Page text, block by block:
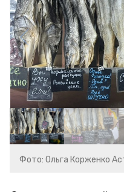
Фото: Ольга Корженко